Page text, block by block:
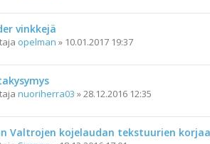
vinkkejä
opelman » 10.01.2017 19:37
nuoriherra03 »28.12.2016 12:35
Valtrojen kojelaudan tekstuurien